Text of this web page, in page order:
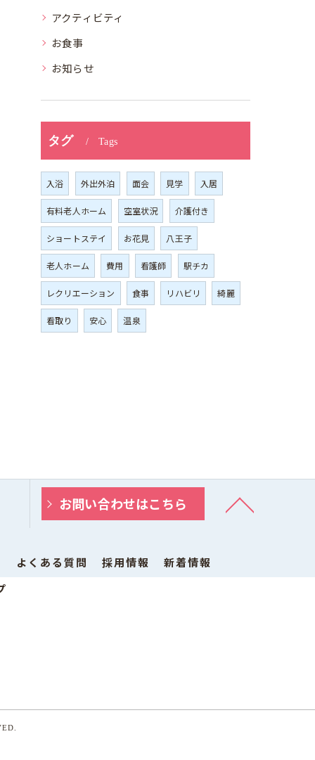
アクティビティ
お食事
お知らせ
タグ Tags
入浴 外出外泊 面会 見学 入居
有料老人ホーム 空室状況 介護付き
ショートステイ お花見 八王子
老人ホーム 費用 看護師 駅チカ
レクリエーション 食事 リハビリ 綺麗
看取り 安心 温泉
お問い合わせはこちら
よくある質問 採用情報
新着情報